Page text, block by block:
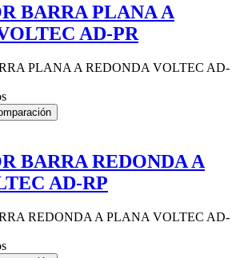
BARRA PLANA A
AD-PR
PLANA A REDONDA VOLTEC AD-
BARRA REDONDA A
AD-RP
REDONDA A PLANA VOLTEC AD-